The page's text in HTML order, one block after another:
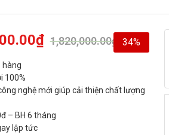
1,820,000.00₫
₫ 34%
hàng
100%
nghệ mới giúp cải thiện chất lượng
– BH 6 tháng
lập tức